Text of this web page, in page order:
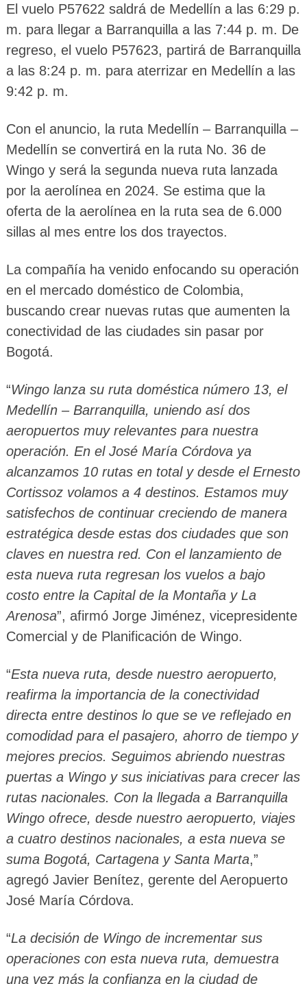
El vuelo P57622 saldrá de Medellín a las 6:29 p.
m. para llegar a Barranquilla a las 7:44 p. m. De
regreso, el vuelo P57623, partirá de Barranquilla
a las 8:24 p. m. para aterrizar en Medellín a las
9:42 p. m.
Con el anuncio, la ruta Medellín – Barranquilla –
Medellín se convertirá en la ruta No. 36 de
Wingo y será la segunda nueva ruta lanzada
por la aerolínea en 2024. Se estima que la
oferta de la aerolínea en la ruta sea de 6.000
sillas al mes entre los dos trayectos.
La compañía ha venido enfocando su operación
en el mercado doméstico de Colombia,
buscando crear nuevas rutas que aumenten la
conectividad de las ciudades sin pasar por
Bogotá.
“Wingo lanza su ruta doméstica número 13, el
Medellín – Barranquilla, uniendo así dos
aeropuertos muy relevantes para nuestra
operación. En el José María Córdova ya
alcanzamos 10 rutas en total y desde el Ernesto
Cortissoz volamos a 4 destinos. Estamos muy
satisfechos de continuar creciendo de manera
estratégica desde estas dos ciudades que son
claves en nuestra red. Con el lanzamiento de
esta nueva ruta regresan los vuelos a bajo
costo entre la Capital de la Montaña y La
Arenosa”, afirmó Jorge Jiménez, vicepresidente
Comercial y de Planificación de Wingo.
“Esta nueva ruta, desde nuestro aeropuerto,
reafirma la importancia de la conectividad
directa entre destinos lo que se ve reflejado en
comodidad para el pasajero, ahorro de tiempo y
mejores precios. Seguimos abriendo nuestras
puertas a Wingo y sus iniciativas para crecer las
rutas nacionales. Con la llegada a Barranquilla
Wingo ofrece, desde nuestro aeropuerto, viajes
a cuatro destinos nacionales, a esta nueva se
suma Bogotá, Cartagena y Santa Marta,”
agregó Javier Benítez, gerente del Aeropuerto
José María Córdova.
“La decisión de Wingo de incrementar sus
operaciones con esta nueva ruta, demuestra
una vez más la confianza en la ciudad de